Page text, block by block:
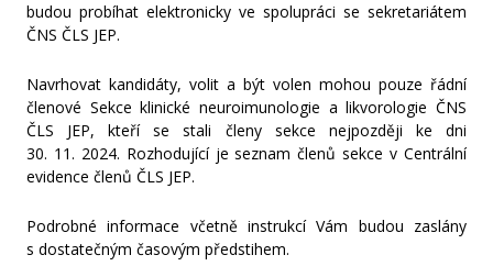
budou probíhat elektronicky ve spolupráci se sekretariátem
ČNS ČLS JEP.
Navrhovat kandidáty, volit a být volen mohou pouze řádní
členové Sekce klinické neuroimunologie a likvorologie ČNS
ČLS JEP, kteří se stali členy sekce nejpozději ke dni
30. 11. 2024. Rozhodující je seznam členů sekce v Centrální
evidence členů ČLS JEP.
Podrobné informace včetně instrukcí Vám budou zaslány
s dostatečným časovým předstihem.